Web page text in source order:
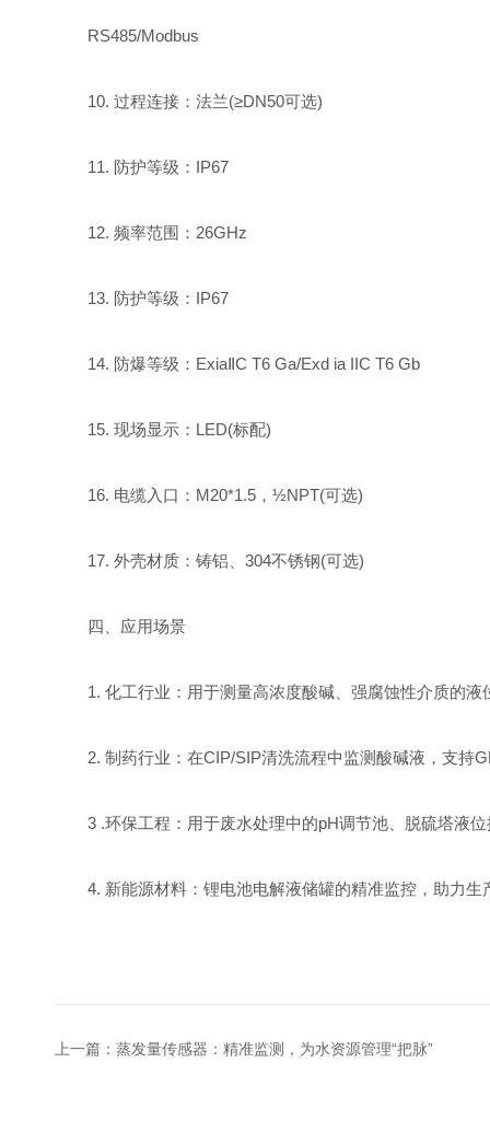
RS485/Modbus
10. 过程连接：法兰(≥DN50可选)
11. 防护等级：IP67
12. 频率范围：26GHz
13. 防护等级：IP67
14. 防爆等级：ExiaⅡC T6 Ga/Exd ia IIC T6 Gb
15. 现场显示：LED(标配)
16. 电缆入口：M20*1.5，½NPT(可选)
17. 外壳材质：铸铝、304不锈钢(可选)
四、应用场景
1. 化工行业：用于测量高浓度酸碱、强腐蚀性介质的液
2. 制药行业：在CIP/SIP清洗流程中监测酸碱液，支持
3 .环保工程：用于废水处理中的pH调节池、脱硫塔液位
4. 新能源材料：锂电池电解液储罐的精准监控，助力生
上一篇： 蒸发量传感器：精准监测，为水资源管理“把脉”